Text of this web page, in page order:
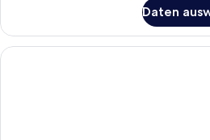
Suite
Daten